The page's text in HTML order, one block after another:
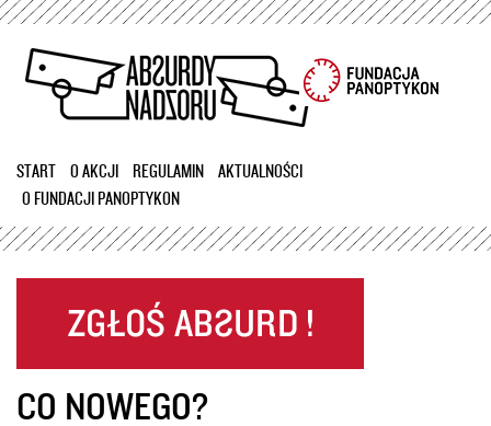
Przejdź
treści
START O AKCJI REGULAMIN
AKTUALNOŚCI
O FUNDACJI PANOPTYKON
CO NOWEGO?